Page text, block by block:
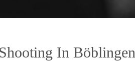
In Böblingen